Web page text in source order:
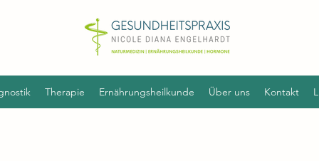
Therapie Ernährungsheilkunde Über uns Kontakt